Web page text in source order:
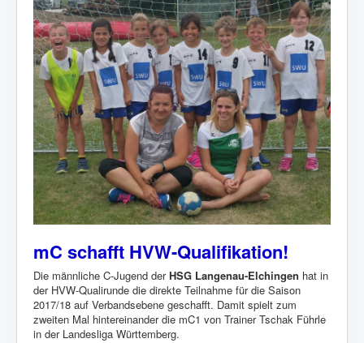
mC schafft HVW-Qualifikation!
Die männliche C-Jugend derHSG Langenau-Elchingen hat in
der HVW-Qualirunde die direkte Teilnahme für die Saison
2017/18 auf Verbandsebene geschafft. Damit spielt zum
zweiten Mal hintereinander die mC1 von Trainer Tschak Führle
in der Landesliga Württemberg.